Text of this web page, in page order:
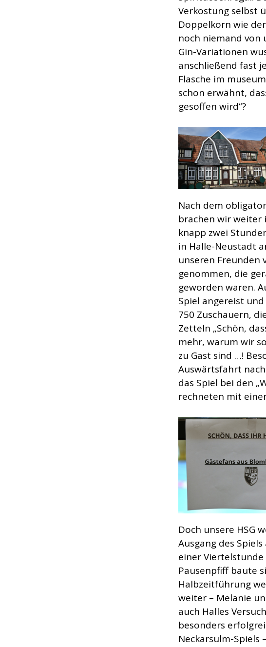
Verkostung selbst
Doppelkorn wie
noch niemand von
Gin-Variationen
anschließend fast
Flasche im
schon erwähnt,
gesoffen wird“?
Nach dem
brachen wir weiter
knapp zwei
in Halle-Neustadt
unseren Freunden
genommen, die
geworden waren.
Spiel angereist
750 Zuschauern,
Zetteln „Schön,
mehr, warum wir
zu Gast sind …!
Auswärtsfahrt
das Spiel bei den
rechneten mit
Doch unsere HSG
Ausgang des
einer
Pausenpfiff baute
Halbzeitführung
weiter – Melanie
auch Halles
besonders
Neckarsulm-